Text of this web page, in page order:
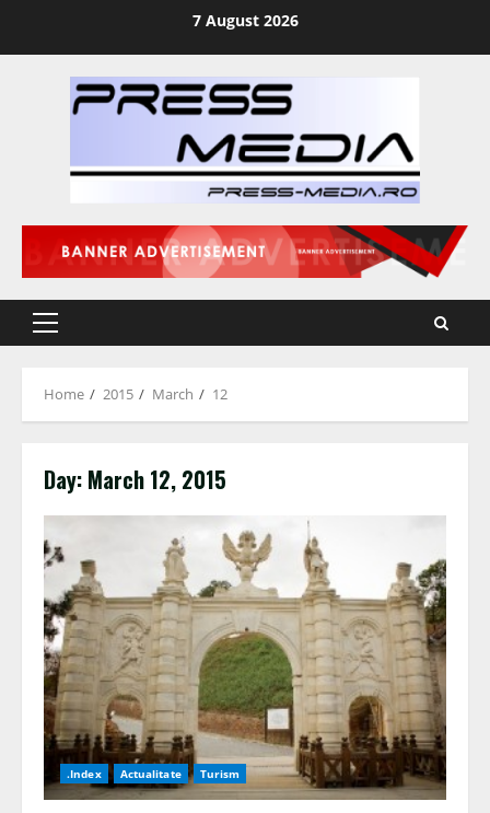
7 August 2026
Primary
Home 2015 March 12
Day: March 12, 2015
.Index Actualitate Turism